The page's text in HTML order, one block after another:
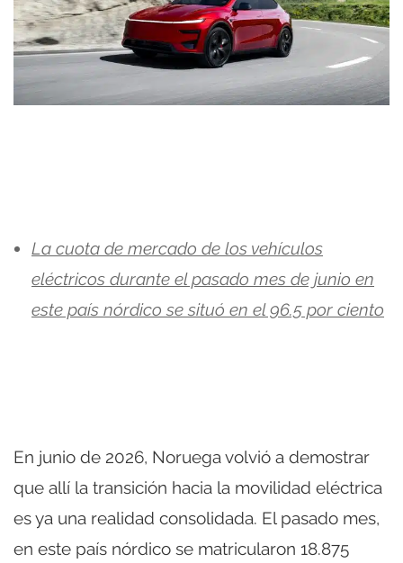
La cuota de mercado de los vehículos
eléctricos durante el pasado mes de junio en
este país nórdico se situó en el 96.5 por ciento
En junio de 2026, Noruega volvió a demostrar
que allí la transición hacia la movilidad eléctrica
es ya una realidad consolidada. El pasado mes,
en este país nórdico se matricularon 18.875